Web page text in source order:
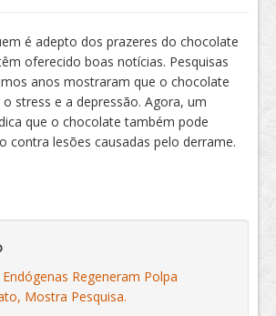
é adepto dos prazeres do chocolate
oferecido boas notícias. Pesquisas
anos mostraram que o chocolate
stress e a depressão. Agora, um
que o chocolate também pode
contra lesões causadas pelo derrame.
Regeneram Polpa
Mostra Pesquisa.